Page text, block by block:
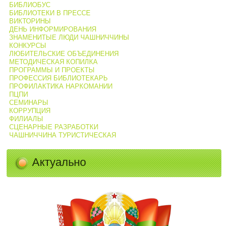
БИБЛИОБУС
БИБЛИОТЕКИ В ПРЕССЕ
ВИКТОРИНЫ
ДЕНЬ ИНФОРМИРОВАНИЯ
ЗНАМЕНИТЫЕ ЛЮДИ ЧАШНИЧЧИНЫ
КОНКУРСЫ
ЛЮБИТЕЛЬСКИЕ ОБЪЕДИНЕНИЯ
МЕТОДИЧЕСКАЯ КОПИЛКА
ПРОГРАММЫ И ПРОЕКТЫ
ПРОФЕССИЯ БИБЛИОТЕКАРЬ
ПРОФИЛАКТИКА НАРКОМАНИИ
ПЦПИ
СЕМИНАРЫ
КОРРУПЦИЯ
ФИЛИАЛЫ
СЦЕНАРНЫЕ РАЗРАБОТКИ
ЧАШНИЧЧИНА ТУРИСТИЧЕСКАЯ
Актуально